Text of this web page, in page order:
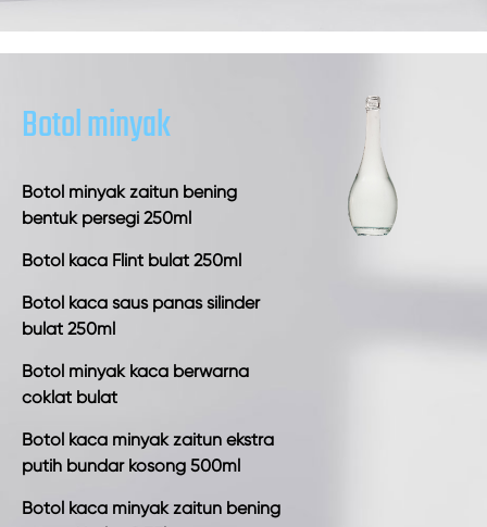
Botol minyak
Botol minyak zaitun bening
bentuk persegi 250ml
Botol kaca Flint bulat 250ml
Botol kaca saus panas silinder
bulat 250ml
Botol minyak kaca berwarna
coklat bulat
Botol kaca minyak zaitun ekstra
putih bundar kosong 500ml
Botol kaca minyak zaitun bening